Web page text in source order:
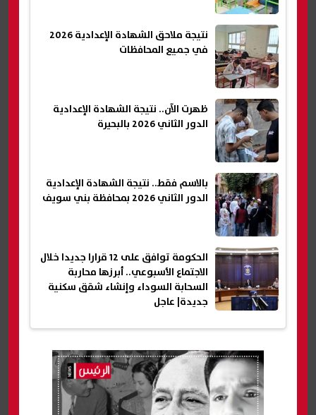
نتيجة ملاحق الشهادة الإعدادية 2026
في جميع المحافظات
ظهرت الآن.. نتيجة الشهادة الإعدادية
الدور الثاني 2026 بالبحيرة
بالاسم فقط.. نتيجة الشهادة الإعدادية
الدور الثاني 2026 بمحافظة بني سويف
الحكومة توافق على 12 قرارا جديدا خلال
الاجتماع الأسبوعي.. أبرزها محاربة
السحابة السوداء وإنشاء شقق سكنية
جديدة| عاجل